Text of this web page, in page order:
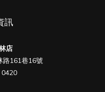
訊
店
路161巷16號